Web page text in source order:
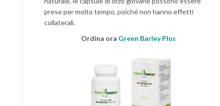
prese per molto tempo, poiché non hanno effetti
collaterali.
Ordina ora Green Barley Plus